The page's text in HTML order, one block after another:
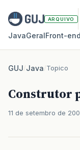
ARQUIVO
JavaGeralFront‑end
GUJ/Java/Topico
Construtor
11 de setembro de